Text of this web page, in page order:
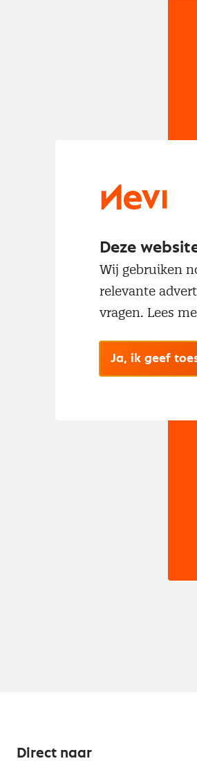
Direct naar
Deze
Wij gebruiken
relevante
vragen. Lees
Ja, ik geef